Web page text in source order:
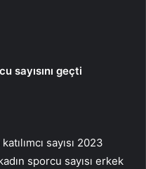
sayısını geçti
sayısı 2023
sporcu sayısı erkek